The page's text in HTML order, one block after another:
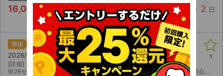
16,000 円/枚 2 枚 0 件 残り 2 日
即決 マグロック＆ポップ2026【1日券】
2026/10/03(土) 11:00 静岡 清水マリンパーク
[詳細]
ぴあ独占先行
9/26セブンイレブン発券番号でのお譲りです。公演中止等いかなる場合も返金対応はいたしかねます。
1